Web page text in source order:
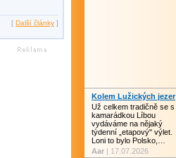
[ Další články ]
Kolem Lužických jezer
Už celkem tradičně se s
kamarádkou Líbou
vydáváme na nějaký
týdenní „etapový" výlet.
Loni to bylo Polsko,…
Aar | 17.07.2026